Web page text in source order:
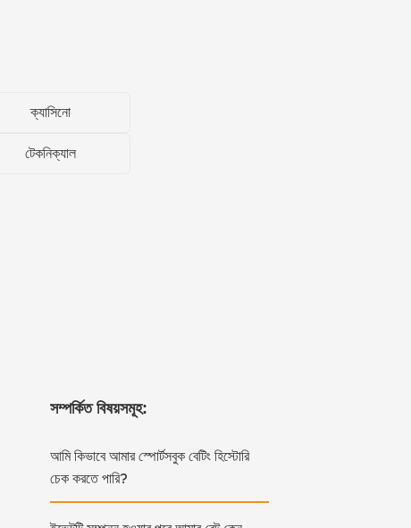
ক্যাসিনো
টেকনিক্যাল
সম্পর্কিত বিষয়সমূহ:
আমি কিভাবে আমার স্পোর্টসবুক বেটিং হিস্টোরি
চেক করতে পারি?